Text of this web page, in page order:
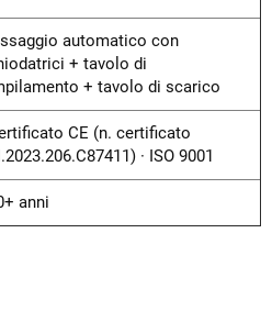
automatico con
+ tavolo di
+ tavolo di scarico
CE (n. certificato
· ISO 9001
anni